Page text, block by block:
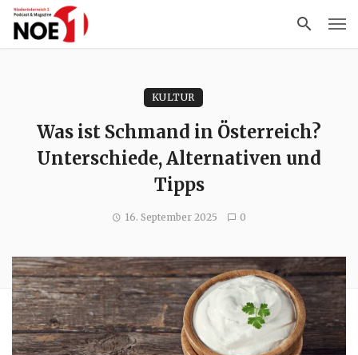
KULTUR
Was ist Schmand in Österreich?
Unterschiede, Alternativen und
Tipps
16. September 2025 0